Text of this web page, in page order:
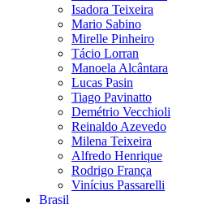
Isadora Teixeira
Mario Sabino
Mirelle Pinheiro
Tácio Lorran
Manoela Alcântara
Lucas Pasin
Tiago Pavinatto
Demétrio Vecchioli
Reinaldo Azevedo
Milena Teixeira
Alfredo Henrique
Rodrigo França
Vinícius Passarelli
Brasil